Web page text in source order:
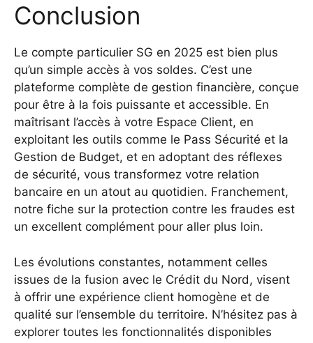
Conclusion
Le compte particulier SG en 2025 est bien plus
qu’un simple accès à vos soldes. C’est une
plateforme complète de gestion financière, conçue
pour être à la fois puissante et accessible. En
maîtrisant l’accès à votre Espace Client, en
exploitant les outils comme le Pass Sécurité et la
Gestion de Budget, et en adoptant des réflexes
de sécurité, vous transformez votre relation
bancaire en un atout au quotidien. Franchement,
notre fiche sur la protection contre les fraudes est
un excellent complément pour aller plus loin.
Les évolutions constantes, notamment celles
issues de la fusion avec le Crédit du Nord, visent
à offrir une expérience client homogène et de
qualité sur l’ensemble du territoire. N’hésitez pas à
explorer toutes les fonctionnalités disponibles